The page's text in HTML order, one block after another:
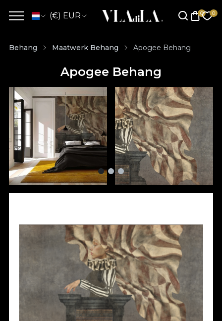
(€) EUR
Behang Maatwerk Behang Apogee Behang
Apogee Behang